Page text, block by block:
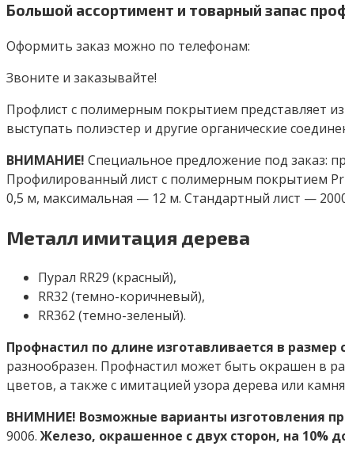
Большой ассортимент и товарный запас
Оформить заказ можно по телефонам:
Звоните и заказывайте!
Профлист с полимерным покрытием представляет
выступать полиэстер и другие органические
ВНИМАНИЕ! Специальное предложение под заказ:
Профилированный лист с полимерным покрытием
0,5 м, максимальная — 12 м. Стандартный лист —
Металл имитация дерева
Пурал RR29 (красный),
RR32 (темно-коричневый),
RR362 (темно-зеленый).
Профнастил по длине изготавливается в
разнообразен. Профнастил может быть окрашен в
цветов, а также с имитацией узора дерева или
ВНИМНИЕ! Возможные варианты изготовления
9006.Железо, окрашенное с двух сторон, на 10%